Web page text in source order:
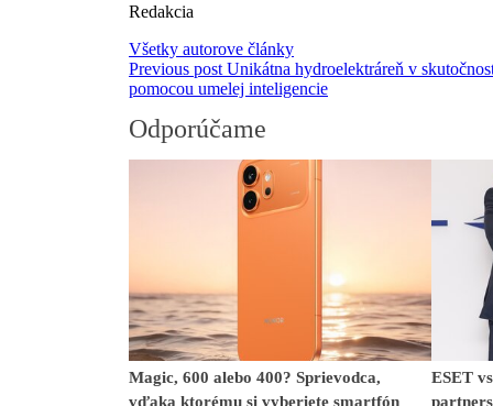
Redakcia
Všetky autorove články
Previous post Unikátna hydroelektráreň v
pomocou umelej inteligencie
Odporúčame
Magic, 600 alebo 400? Sprievodca,
vďaka ktorému si vyberiete smartfón
ESET